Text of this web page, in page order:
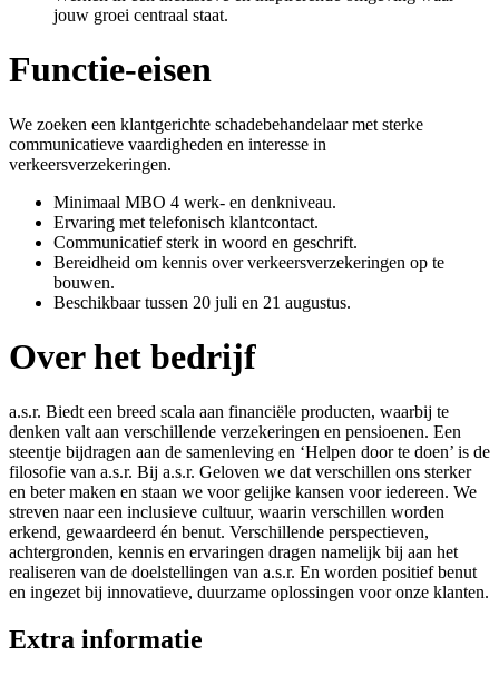
jouw groei centraal staat.
Functie-eisen
We zoeken een klantgerichte schadebehandelaar met sterke
communicatieve vaardigheden en interesse in
verkeersverzekeringen.
Minimaal MBO 4 werk- en denkniveau.
Ervaring met telefonisch klantcontact.
Communicatief sterk in woord en geschrift.
Bereidheid om kennis over verkeersverzekeringen op te
bouwen.
Beschikbaar tussen 20 juli en 21 augustus.
Over het bedrijf
a.s.r. Biedt een breed scala aan financiële producten, waarbij te
denken valt aan verschillende verzekeringen en pensioenen. Een
steentje bijdragen aan de samenleving en ‘Helpen door te doen’ is de
filosofie van a.s.r. Bij a.s.r. Geloven we dat verschillen ons sterker
en beter maken en staan we voor gelijke kansen voor iedereen. We
streven naar een inclusieve cultuur, waarin verschillen worden
erkend, gewaardeerd én benut. Verschillende perspectieven,
achtergronden, kennis en ervaringen dragen namelijk bij aan het
realiseren van de doelstellingen van a.s.r. En worden positief benut
en ingezet bij innovatieve, duurzame oplossingen voor onze klanten.
Extra informatie